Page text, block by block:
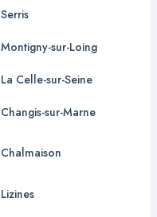
Serris
Montigny-sur-Loing
La Celle-sur-Seine
Changis-sur-Marne
Chalmaison
Lizines